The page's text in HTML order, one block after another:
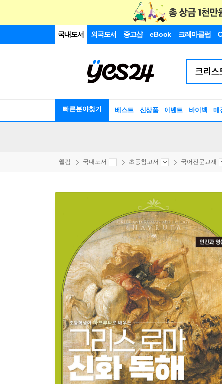
국내도서 외국도서 중고샵 eBook 크레마클럽
빠른분야찾기 베스트 신상품 이벤트 바이백 매
웰컴 국내도서 초등참고서 국어전문교재